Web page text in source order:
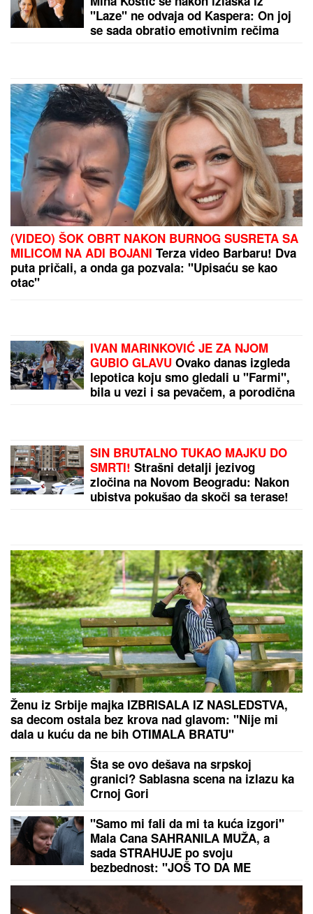
Šta se ovo dešava na srpskoj granici? Sablasna
scena na izlazu ka Crnoj Gori
Ilić posle Tobola: Izgledalo je dobro,
na momente i odlično, ali...
(FOTO, VIDEO) OVO JE ZORAN OSUMNJIČEN ZA
UBISTVO SVOJE MAJKE NA NOVOM BEOGRADU!
Policija ga izvela bosog, KRVAVIH nogu sa lisicama
na rukama, ušao u kola Hitne pomoći
DROGIRAN IZAZVAO SUDAR, JEDNA OSOBA
POGINULAVozač iz Novog Pazara uhapšen u
Ulcinju: U nesreći dvoje povređeno